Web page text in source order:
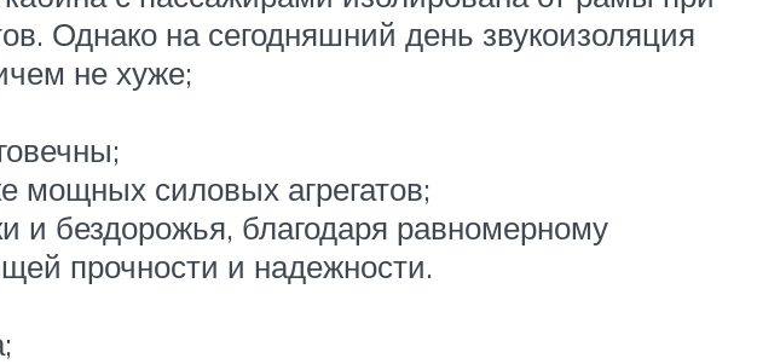
Однако на сегодняшний день звукоизоляция
не хуже;
мощных силовых агрегатов;
и бездорожья, благодаря равномерному
прочности и надежности.